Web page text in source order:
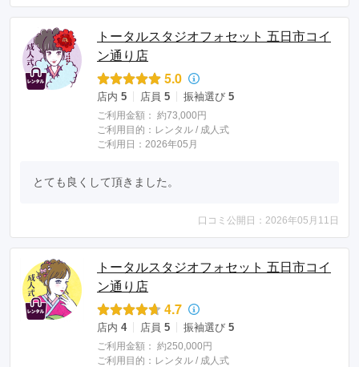
トータルスタジオフォセット 五日市コイ
ン通り店
5.0
店内 5 店員 5 振袖選び 5
ご利用金額： 約73,000円
ご利用目的： レンタル / 成人式
ご利用日：2026年05月
とても良くして頂きました。
口コミ公開日：2026年05月11日
トータルスタジオフォセット 五日市コイ
ン通り店
4.7
店内 4 店員 5 振袖選び 5
ご利用金額： 約250,000円
ご利用目的： レンタル / 成人式